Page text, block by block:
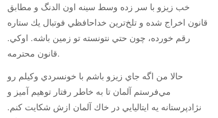
خب زيزو با سر زده وسط سينه اون الدنگ و مطابق
قانون اخراج شده و تلخ‌ترين خداحافظي فوتبال يك ستاره
رقم خورده، چون حتي نتونسته تو زمين باشه. اوكي.
قانون محترمه.
حالا من اگه جاي زيزو باشم با خونسردي وكيلم رو
مي‌فرستم آلمان تا به خاطر رفتار توهيم آميز و
نژادپرستانه يه ايتاليايي در خاك آلمان ازش شكايت كنم.